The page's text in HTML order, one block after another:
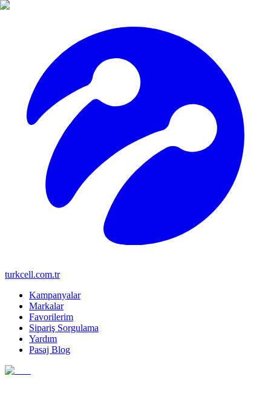
turkcell.com.tr
Kampanyalar
Markalar
Favorilerim
Sipariş Sorgulama
Yardım
Pasaj Blog